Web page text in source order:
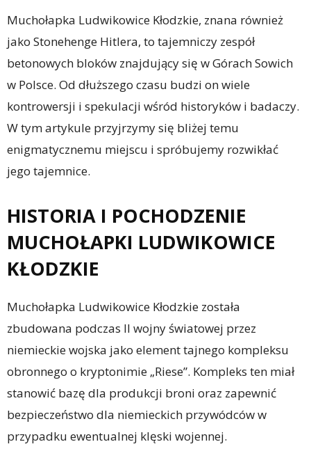
Muchołapka Ludwikowice Kłodzkie, znana również
jako Stonehenge Hitlera, to tajemniczy zespół
betonowych bloków znajdujący się w Górach Sowich
w Polsce. Od dłuższego czasu budzi on wiele
kontrowersji i spekulacji wśród historyków i badaczy.
W tym artykule przyjrzymy się bliżej temu
enigmatycznemu miejscu i spróbujemy rozwikłać
jego tajemnice.
HISTORIA I POCHODZENIE
MUCHOŁAPKI LUDWIKOWICE
KŁODZKIE
Muchołapka Ludwikowice Kłodzkie została
zbudowana podczas II wojny światowej przez
niemieckie wojska jako element tajnego kompleksu
obronnego o kryptonimie „Riese”. Kompleks ten miał
stanowić bazę dla produkcji broni oraz zapewnić
bezpieczeństwo dla niemieckich przywódców w
przypadku ewentualnej klęski wojennej.